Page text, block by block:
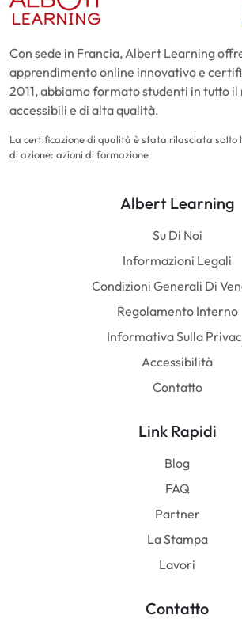
Con sede in Francia, Albert Learning
apprendimento online innovativo e
2011, abbiamo formato studenti in tutto il
accessibili e di alta qualità.
La certificazione di qualità è stata rilasciata sotto
di azione: azioni di formazione
Albert Learning
Su Di Noi
Informazioni Legali
Condizioni Generali Di
Regolamento Interno
Informativa Sulla
Accessibilità
Contatto
Link Rapidi
Blog
FAQ
Partner
La Stampa
Lavori
Contatto